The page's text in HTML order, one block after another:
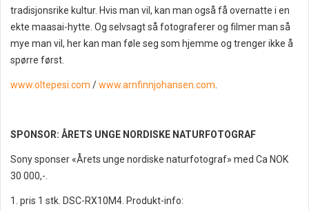
tradisjonsrike kultur. Hvis man vil, kan man også få overnatte i en
ekte maasai-hytte. Og selvsagt så fotograferer og filmer man så
mye man vil, her kan man føle seg som hjemme og trenger ikke å
spørre først.
www.oltepesi.com /www.arnfinnjohansen.com
SPONSOR: ÅRETS UNGE NORDISKE NATURFOTOGRAF
Sony sponser «Årets unge nordiske naturfotograf» med Ca NOK
30 000,-.
1. pris 1 stk. DSC-RX10M4. Produkt-info: